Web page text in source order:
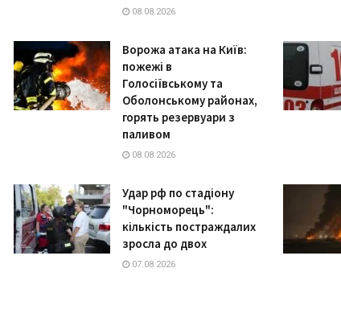
08.08.2026
Ворожа атака на Київ:
пожежі в
Голосіївському та
Оболонському районах,
горять резервуари з
паливом
08.08.2026
Удар рф по стадіону
"Чорноморець":
кількість постраждалих
зросла до двох
07.08.2026